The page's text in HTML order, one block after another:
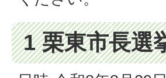
1 栗東市長選